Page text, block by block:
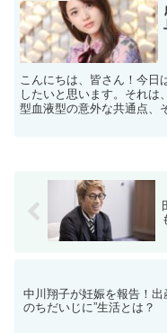
こんにちは、皆さん！今日
したいと思います。それは
型血液型の意外な共通点、
中川翔子が妊娠を報告！出
のちだいじに”生活とは？